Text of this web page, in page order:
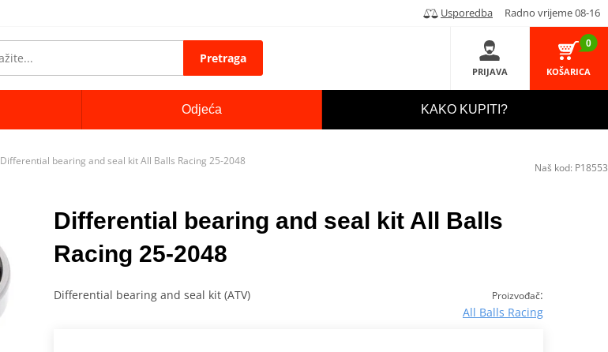
Usporedba Radno vrijeme 08-16
Pretraga
PRIJAVA
0
KOŠARICA
Odjeća KAKO KUPITI?
Differential bearing and seal kit All Balls Racing 25-2048
Differential bearing and seal kit All Balls
Racing 25-2048
Proizvođač:
All Balls Racing
Differential bearing and seal kit (ATV)
Naš kod: P18553